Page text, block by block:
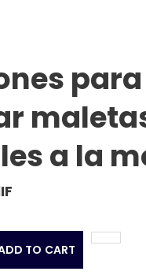
para
a la
TO CART